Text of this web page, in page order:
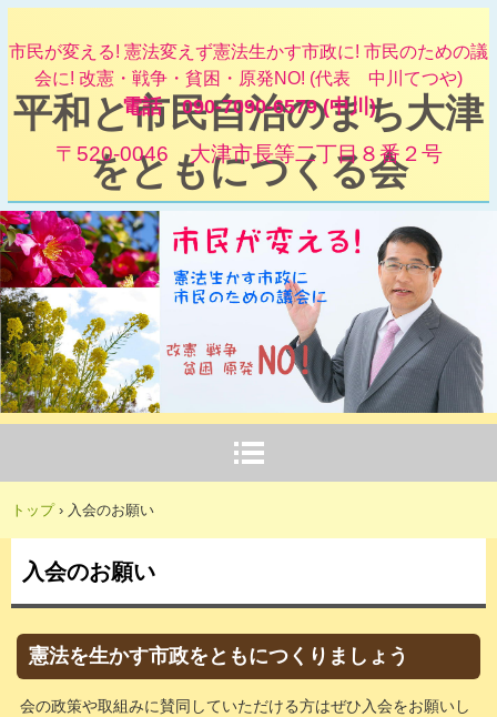
平和と市民自治のまち大津
をともにつくる会
市民が変える! 憲法変えず憲法生かす市政に! 市民のための議
会に! 改憲・戦争・貧困・原発NO! (代表 中川てつや)
電話 090-7090-6579 (中川)
〒520-0046 大津市長等二丁目８番２号
トップ › 入会のお願い
入会のお願い
憲法を生かす市政をともにつくりましょう
会の政策や取組みに賛同していただける方はぜひ入会をお願いし